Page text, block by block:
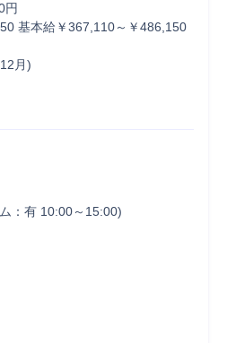
円
基本給￥367,110～￥486,150
月)
：有 10:00～15:00)